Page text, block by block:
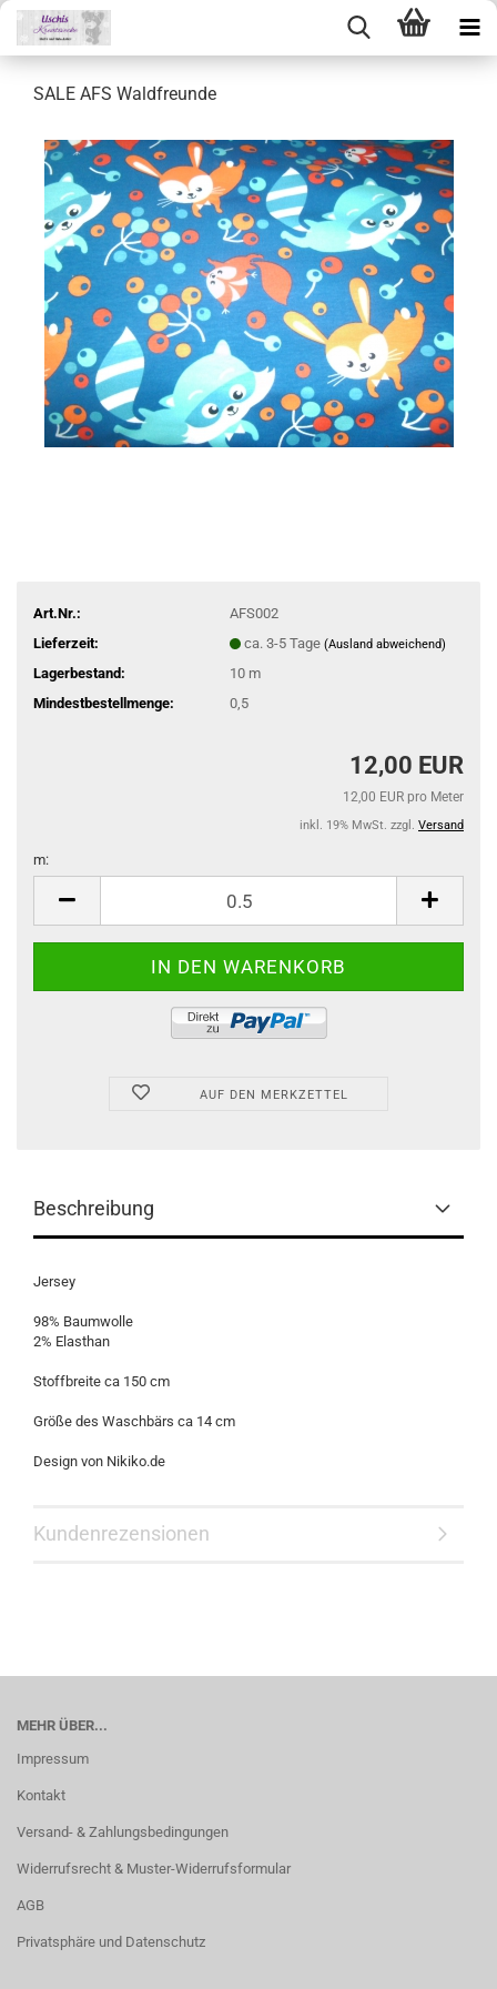
SALE AFS Waldfreunde
Art.Nr.:
AFS002
Lieferzeit:
ca. 3-5 Tage (Ausland abweichend)
Lagerbestand: 10 m
Mindestbestellmenge:
0,5
12,00 EUR
12,00 EUR pro Meter
inkl. 19% MwSt. zzgl. Versand
m:
AUF DEN MERKZETTEL
Beschreibung
Jersey
98% Baumwolle
2% Elasthan
Stoffbreite ca 150 cm
Größe des Waschbärs ca 14 cm
Design von Nikiko.de
Kundenrezensionen
MEHR ÜBER...
Impressum
Kontakt
Versand- & Zahlungsbedingungen
Widerrufsrecht & Muster-Widerrufsformular
AGB
Privatsphäre und Datenschutz